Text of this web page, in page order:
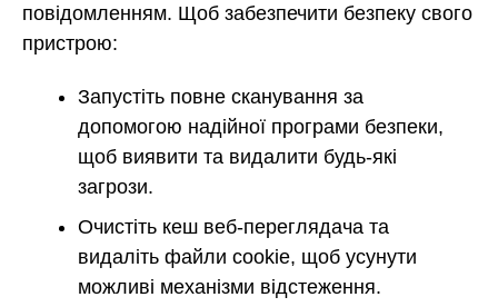
повідомленням. Щоб забезпечити безпеку свого
пристрою:
Запустіть повне сканування за
допомогою надійної програми безпеки,
щоб виявити та видалити будь-які
загрози.
Очистіть кеш веб-переглядача та
видаліть файли cookie, щоб усунути
можливі механізми відстеження.